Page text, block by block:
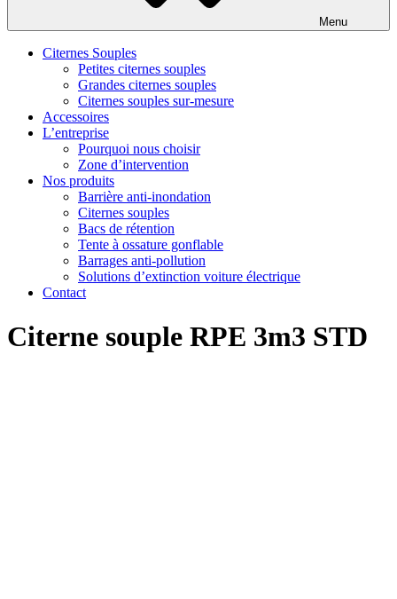
Menu
Citernes Souples
Petites citernes souples
Grandes citernes souples
Citernes souples sur-mesure
Accessoires
L’entreprise
Pourquoi nous choisir
Zone d’intervention
Nos produits
Barrière anti-inondation
Citernes souples
Bacs de rétention
Tente à ossature gonflable
Barrages anti-pollution
Solutions d’extinction voiture électrique
Contact
Citerne souple RPE 3m3 STD